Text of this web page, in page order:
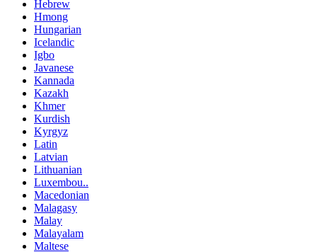
Hebrew
Hmong
Hungarian
Icelandic
Igbo
Javanese
Kannada
Kazakh
Khmer
Kurdish
Kyrgyz
Latin
Latvian
Lithuanian
Luxembou..
Macedonian
Malagasy
Malay
Malayalam
Maltese